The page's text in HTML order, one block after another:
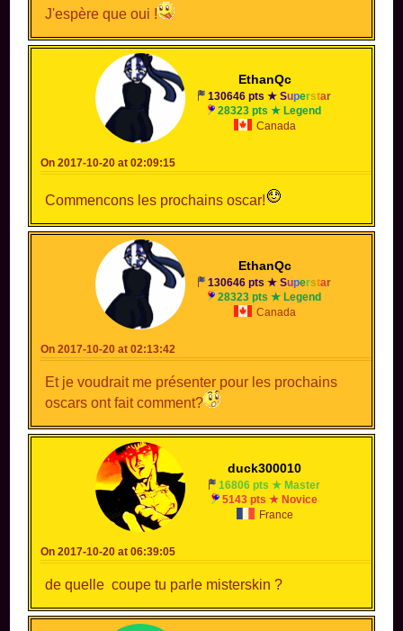
J'espère que oui !
EthanQc
130646 pts ★Superstar
28323 pts ★ Legend
Canada
On 2017-10-20 at 02:09:15
Commencons les prochains oscar!
EthanQc
130646 pts ★Superstar
28323 pts ★ Legend
Canada
On 2017-10-20 at 02:13:42
Et je voudrait me présenter pour les prochains
oscars ont fait comment?
duck300010
16806 pts ★ Master
5143 pts ★ Novice
France
On 2017-10-20 at 06:39:05
de quelle coupe tu parle misterskin ?